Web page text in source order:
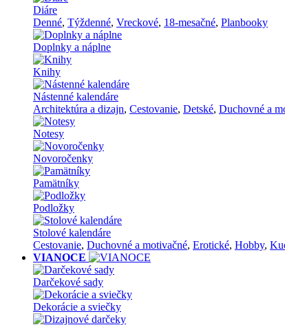
Diáre
Denné, Týždenné, Vreckové, 18-mesačné, Planbooky
Doplnky a náplne
Knihy
Nástenné kalendáre
Architektúra a dizajn, Cestovanie, Detské, Duchovné a
Notesy
Novoročenky
Pamätníky
Podložky
Stolové kalendáre
Cestovanie, Duchovné a motivačné, Erotické, Hobby,
VIANOCE
Darčekové sady
Dekorácie a sviečky